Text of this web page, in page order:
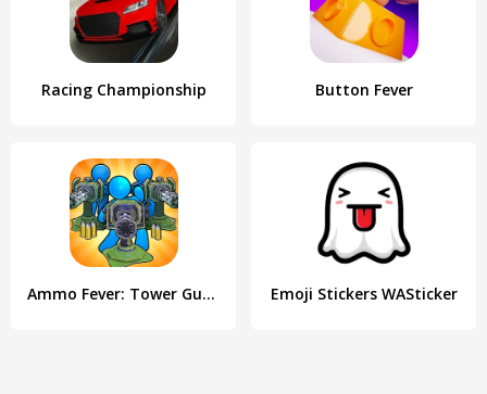
Racing Championship Button Fever
Ammo Fever: Tower Gun Defense Emoji Stickers WASticker